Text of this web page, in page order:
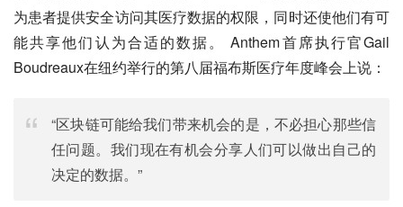
为患者提供安全访问其医疗数据的权限，同时还使他们有可
能共享他们认为合适的数据。 Anthem首席执行官Gail
Boudreaux在纽约举行的第八届福布斯医疗年度峰会上说：
“区块链可能给我们带来机会的是，不必担心那些信
任问题。我们现在有机会分享人们可以做出自己的
决定的数据。”